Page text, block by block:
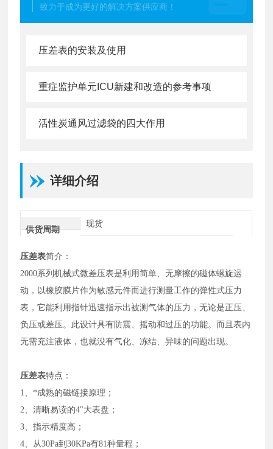
致力于成为更好的解决方案供应商！
压差表的安装及使用
重症监护单元ICU新建和改造的参考事项
活性炭通风过滤袋的四大作用
详细介绍
供货周期
现货
压差表简介：
2000系列机械式微差压表是利用简单、无摩擦的磁体螺旋运
动，以橡胶膜片作为敏感元件而进行测量工作的弹性式压力
表，它能利用指针迅速指示出被测气体的压力，无论是正压、
负压或差压。此设计具有防震、摇动和过压的功能。而且表内
无需充注液体，也就没有气化、冻结、异味的问题出现。
压差表特点：
1、*成熟的磁链接原理；
2、清晰易读的4"大表盘；
3、指示精度高；
4、从30Pa到30KPa有81种量程；